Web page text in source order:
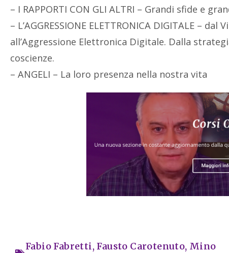
– I RAPPORTI CON GLI ALTRI – Grandi sfide e
– L’AGGRESSIONE ELETTRONICA DIGITALE –
all’Aggressione Elettronica Digitale. Dalla
coscienze.
– ANGELI – La loro presenza nella nostra vita
Fabio Fabretti, Fausto Carotenuto, Mino